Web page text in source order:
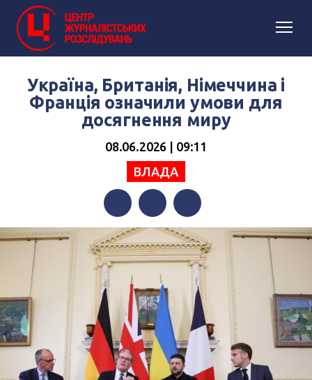
Україна, Британія, Німеччина і
Франція означили умови для
досягнення миру
08.06.2026 | 09:11
ВЛАДА
FacebookTwitterTelegram